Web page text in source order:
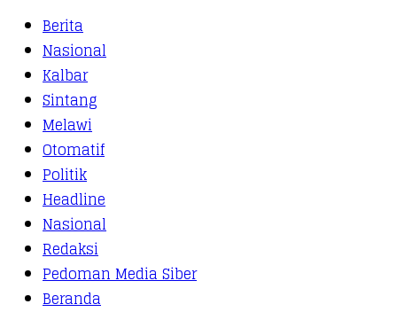
Berita
Nasional
Kalbar
Sintang
Melawi
Otomatif
Politik
Headline
Nasional
Redaksi
Pedoman Media Siber
Beranda